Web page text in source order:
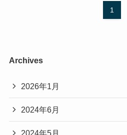
1
Archives
2026年1月
2024年6月
2024年5月